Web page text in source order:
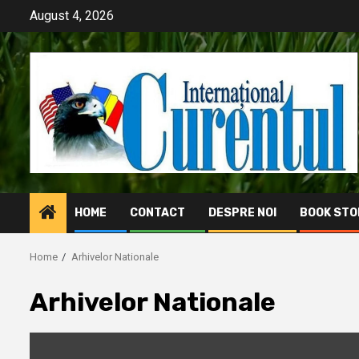
content
August 4, 2026
HOME CONTACT DESPRE NOI BOOK
Home Arhivelor Nationale
Arhivelor Nationale